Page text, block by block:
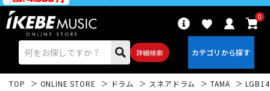
詳細検索
0
TOP ONLINE STORE ドラム スネアドラム TAMA